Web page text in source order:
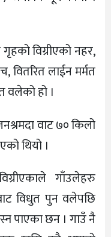
विग्रीएको नहर,
वितरित लाईन मर्मत
वलेको हो ।
वाट ७० किलो
थियो ।
गाँउलेहरु
विधुत पुन वलेपछि
पाएका छन । गाउँ नै